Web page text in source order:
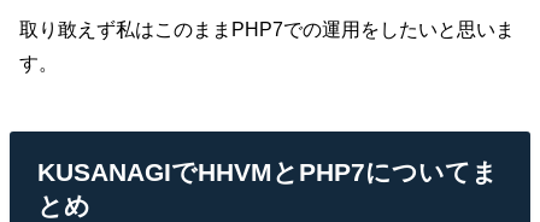
取り敢えず私はこのままPHP7での運用をしたいと思いま
す。
KUSANAGIでHHVMとPHP7についてま
とめ